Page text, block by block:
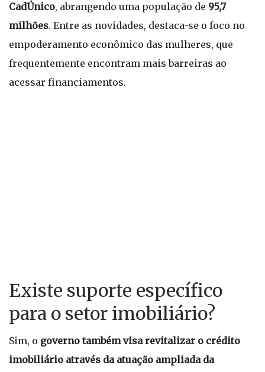
CadÚnico, abrangendo uma população de 95,7
milhões. Entre as novidades, destaca-se o foco no
empoderamento econômico das mulheres, que
frequentemente encontram mais barreiras ao
acessar financiamentos.
Existe suporte específico
para o setor imobiliário?
Sim, o governo também visa revitalizar o crédito
imobiliário através da atuação ampliada da